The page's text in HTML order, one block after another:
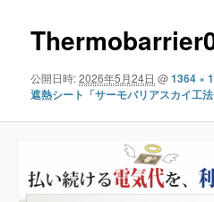
公開日時:2026年5月24日 @1364 ×
遮熱シート「サーモバリアスカイ工